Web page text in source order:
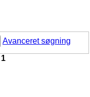
Avanceret søgning
1